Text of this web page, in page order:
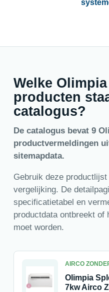
Welke
producten
catalogus?
De catalogus bevat 9
productvermeldingen
sitemapdata.
Gebruik deze
vergelijking. De
specificatietabel en
productdata ontbreekt of
moet worden.
AIRCO
Olimpia
7kw Airco